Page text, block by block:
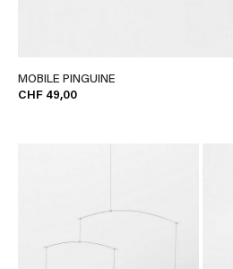
MOBILE PINGUINE
CHF 49,00